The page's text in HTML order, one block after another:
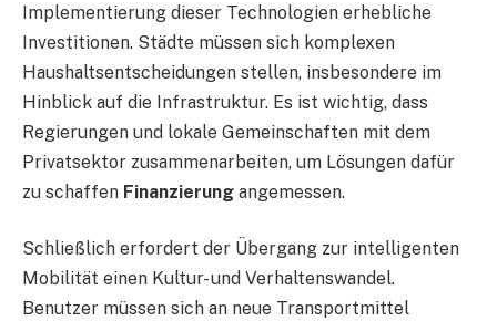
Implementierung dieser Technologien erhebliche
Investitionen. Städte müssen sich komplexen
Haushaltsentscheidungen stellen, insbesondere im
Hinblick auf die Infrastruktur. Es ist wichtig, dass
Regierungen und lokale Gemeinschaften mit dem
Privatsektor zusammenarbeiten, um Lösungen dafür
zu schaffen Finanzierung angemessen.
Schließlich erfordert der Übergang zur intelligenten
Mobilität einen Kultur- und Verhaltenswandel.
Benutzer müssen sich an neue Transportmittel